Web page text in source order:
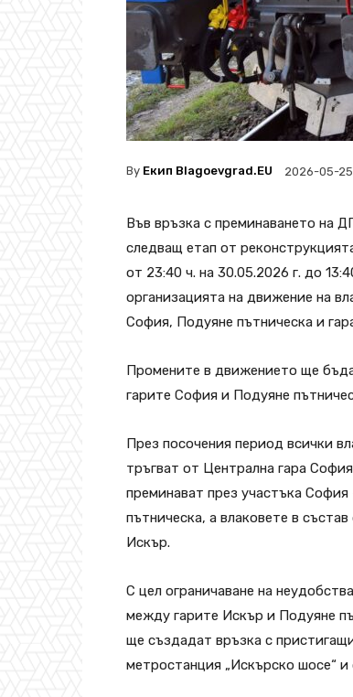
By Екип Blagoevgrad.EU 2026-05-25
Във връзка с преминаването на
следващ етап от
от 23:40 ч. на 30.05.2026 г. до
организацията на движение на
София, Подуяне пътническа и
Промените в движението ще
гарите София и Подуяне
През посочения период всички
тръгват от Централна гара
преминават през участъка
пътническа, а влаковете в
Искър.
С цел ограничаване на
между гарите Искър и Подуяне
ще създадат връзка с
метростанция „Искърско шосе“